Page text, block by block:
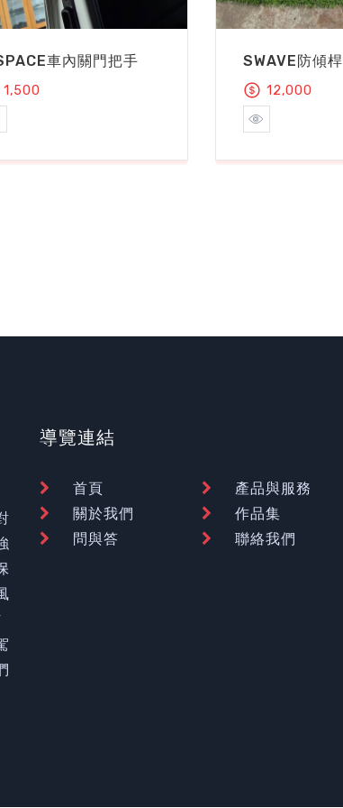
車內關門把手
1,500
SWAVE防傾桿
12,000
導覽連結
首頁
產品與服務
關於我們
作品集
問與答
聯絡我們